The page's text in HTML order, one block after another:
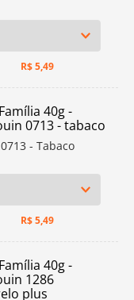
R$5,49
0713 - Tabaco
R$5,49